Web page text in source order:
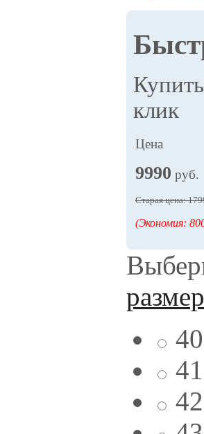
клик
Цена
9990 руб.
Старая цена:
(Экономия:
размер
40
41
42